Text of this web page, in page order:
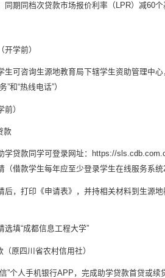
同期同档次贷款市场报价利率（LPR）减60个
开学前）
生可咨询生源地教育局下辖学生资助管理中
和“热线电话”）
前）
款
学贷款同学可登录网址：https://
借款学生每年应至少登录学生在线服务系统
后，打印《申请表》，并持相关材料到生源
填“成都信息工程大学”
原四川省农村信用社）
”个人手机银行APP，完成助学贷款首贷或